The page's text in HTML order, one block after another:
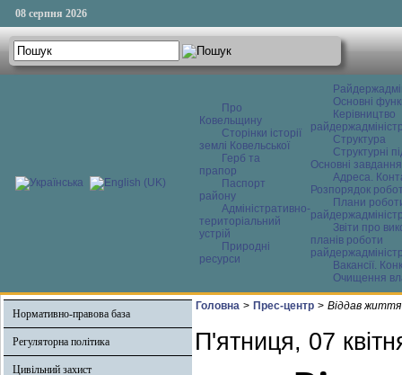
08 серпня 2026
Про
Ковельщину
Сторінки історії
землі Ковельської
Герб та
прапор
Паспорт
району
Адміністративно-
територіальний
устрій
Природні
ресурси
Основні
Керівництво
Структура
Структурні
Основні завдання
Адреса.
Розпорядок
Плани
Звіти про
планів роботи
Вакансії.
Очищення
Нормативно-правова база
Регуляторна політика
Цивільний захист
Головна > Прес-центр > Віддав
П'ятниця, 07